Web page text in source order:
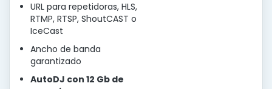
URL para repetidoras, HLS,
RTMP, RTSP, ShoutCAST o
IceCast
Ancho de banda
garantizado
AutoDJ con 12 Gb de